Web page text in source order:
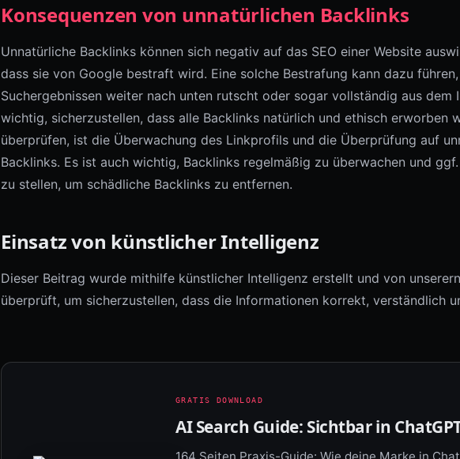
Konsequenzen von unnatürlichen Backlinks
Unnatürliche Backlinks können sich negativ auf das SEO einer Website
dass sie von Google bestraft wird. Eine solche Bestrafung kann dazu
Suchergebnissen weiter nach unten rutscht oder sogar vollständig aus
wichtig, sicherzustellen, dass alle Backlinks natürlich und ethisch erworben
überprüfen, ist die Überwachung des Linkprofils und die Überprüfung auf
Backlinks. Es ist auch wichtig, Backlinks regelmäßig zu überwachen und
zu stellen, um schädliche Backlinks zu entfernen.
Einsatz von künstlicher Intelligenz
Dieser Beitrag wurde mithilfe künstlicher Intelligenz erstellt und von
überprüft, um sicherzustellen, dass die Informationen korrekt, verständlich
GRATIS DOWNLOAD
AI Search Guide: Sichtbar in
164 Seiten Praxis-Guide: Wie deine Marke in